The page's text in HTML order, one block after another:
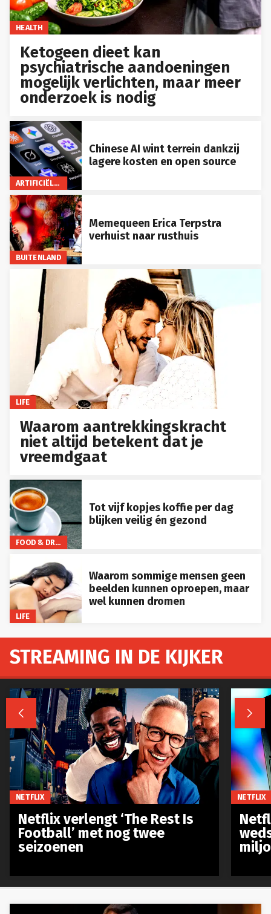
HEALTH
Ketogeen dieet kan
psychiatrische aandoeningen
mogelijk verlichten, maar meer
onderzoek is nodig
ARTIFICIËLE INTELLIGENTIE
Chinese AI wint terrein dankzij
lagere kosten en open source
BUITENLAND
Memequeen Erica Terpstra
verhuist naar rusthuis
LIFE
Waarom aantrekkingskracht
niet altijd betekent dat je
vreemdgaat
FOOD & DRINKS
Tot vijf kopjes koffie per dag
blijken veilig én gezond
LIFE
Waarom sommige mensen geen
beelden kunnen oproepen, maar
wel kunnen dromen
STREAMING IN DE KIJKER
 
NETFLIX
Netflix verlengt ‘The Rest Is
Football’ met nog twee
seizoenen
NETFLIX